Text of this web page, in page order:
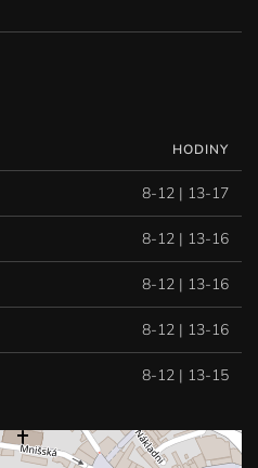
HODINY
8-12 | 13-17
8-12 | 13-16
8-12 | 13-16
8-12 | 13-16
8-12 | 13-15